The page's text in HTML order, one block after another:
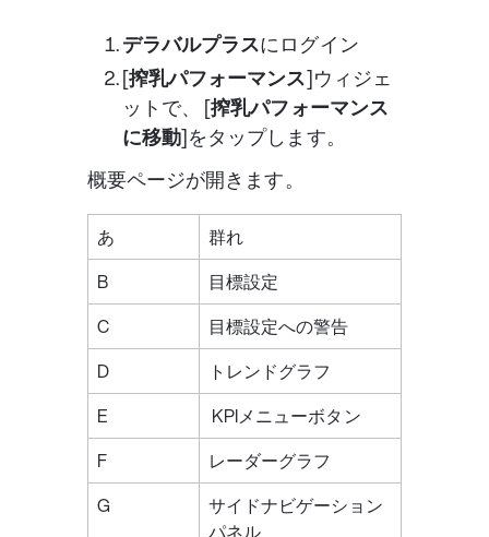
デラバルプラスにログイン
[搾乳パフォーマンス]ウィジェ
ットで、 [搾乳パフォーマンス
に移動]をタップします。
概要ページが開きます。
あ
群れ
B
目標設定
C
目標設定への警告
D
トレンドグラフ
E
KPIメニューボタン
F
レーダーグラフ
G
サイドナビゲーション
パネル